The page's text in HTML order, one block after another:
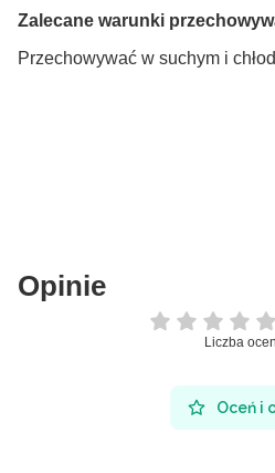
Zalecane warunki
Przechowywać w suchym i
Opinie
Liczba
Oceń i